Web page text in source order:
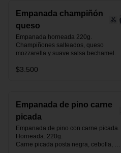
Empanada champiñón
queso
Empanada horneada 220g.
Champiñones salteados, queso
mozzarella y suave salsa bechamel.
$3.500
Empanada de pino carne
picada
Empanada de pino con carne picada.
Horneada. 220g.
Carne picada posta negra, cebolla,